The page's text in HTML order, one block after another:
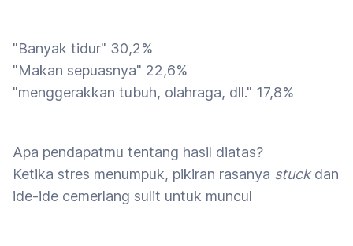
"Banyak tidur" 30,2%
"Makan sepuasnya" 22,6%
"menggerakkan tubuh, olahraga, dll." 17,8%
Apa pendapatmu tentang hasil diatas?
Ketika stres menumpuk, pikiran rasanya stuckdan
ide-ide cemerlang sulit untuk muncul